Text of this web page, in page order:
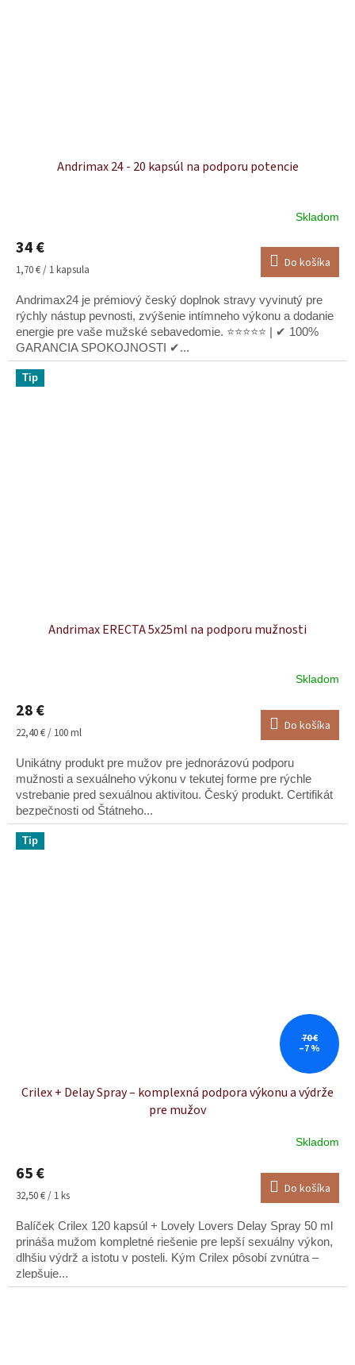
Andrimax 24 - 20 kapsúl na podporu potencie
produktu
je
5,0
z
hviezdičiek.
Skladom
34 €
Jednotková
1,70 € / 1 kapsula Do košíka
Andrimax24 je prémiový český doplnok stravy vyvinutý pre
rýchly nástup pevnosti, zvýšenie intímneho výkonu a dodanie
energie pre vaše mužské sebavedomie. ⭐⭐⭐⭐⭐ | ✔ 100%
GARANCIA SPOKOJNOSTI ✔...
Tip
Andrimax ERECTA 5x25ml na podporu mužnosti
Skladom
28 €
Jednotková
22,40 € / 100 ml Do košíka
Unikátny produkt pre mužov pre jednorázovú podporu
mužnosti a sexuálneho výkonu v tekutej forme pre rýchle
vstrebanie pred sexuálnou aktivitou. Český produkt. Certifikát
bezpečnosti od Štátneho...
Tip
70 €
–7 %
Crilex + Delay Spray – komplexná podpora výkonu a výdrže
pre mužov
Skladom
65 €
Jednotková
32,50 € / 1 ks Do košíka
Balíček Crilex 120 kapsúl + Lovely Lovers Delay Spray 50 ml
prináša mužom kompletné riešenie pre lepší sexuálny výkon,
dlhšiu výdrž a istotu v posteli. Kým Crilex pôsobí zvnútra –
zlepšuje...